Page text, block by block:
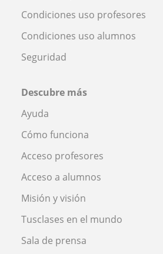
Condiciones uso profesores
Condiciones uso alumnos
Seguridad
Descubre más
Ayuda
Cómo funciona
Acceso profesores
Acceso a alumnos
Misión y visión
Tusclases en el mundo
Sala de prensa